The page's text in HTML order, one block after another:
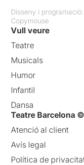
Disseny i programació:
Copymouse
Vull veure
Teatre
Musicals
Humor
Infantil
Dansa
Teatre Barcelona
Atenció al client
Avís legal
Política de